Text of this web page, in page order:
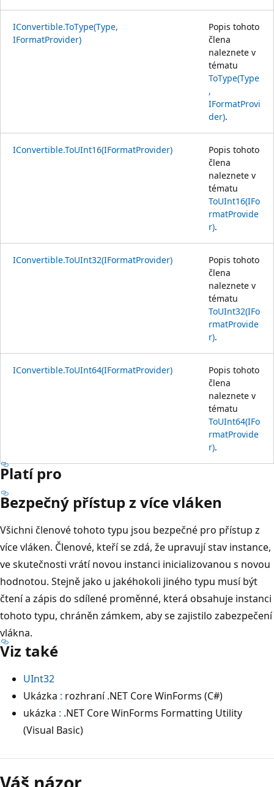
IConvertible.ToType(Type,
IFormatProvider)
Popis tohoto
člena
naleznete v
tématu
ToType(Type
,
IFormatProvi
der).
IConvertible.ToUInt16(IFormatProvider)
Popis tohoto
člena
naleznete v
tématu
ToUInt16(IFo
rmatProvide
r).
IConvertible.ToUInt32(IFormatProvider)
Popis tohoto
člena
naleznete v
tématu
ToUInt32(IFo
rmatProvide
r).
IConvertible.ToUInt64(IFormatProvider)
Popis tohoto
člena
naleznete v
tématu
ToUInt64(IFo
rmatProvide
r).
Platí pro
Bezpečný přístup z více vláken
Všichni členové tohoto typu jsou bezpečné pro přístup z
více vláken. Členové, kteří se zdá, že upravují stav instance,
ve skutečnosti vrátí novou instanci inicializovanou s novou
hodnotou. Stejně jako u jakéhokoli jiného typu musí být
čtení a zápis do sdílené proměnné, která obsahuje instanci
tohoto typu, chráněn zámkem, aby se zajistilo zabezpečení
vlákna.
Viz také
UInt32
Ukázka : rozhraní .NET Core WinForms (C#)
ukázka : .NET Core WinForms Formatting Utility
(Visual Basic)